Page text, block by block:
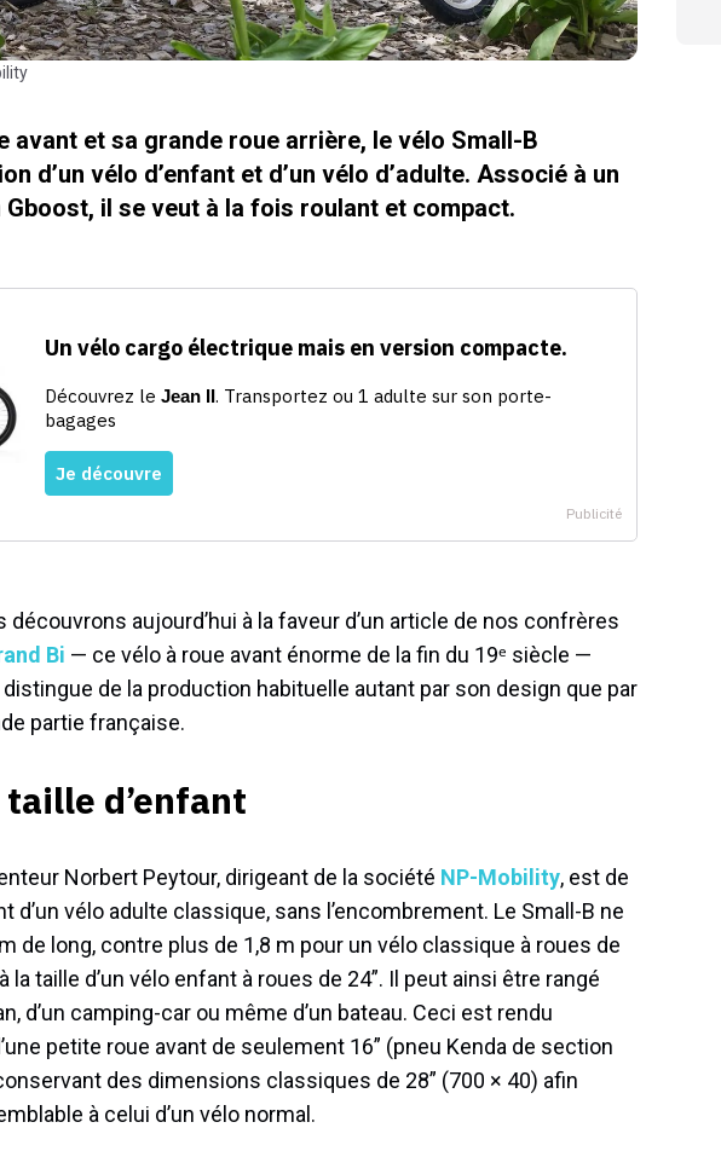
avant et sa grande roue arrière, le vélo Small-B
d’un vélo d’enfant et d’un vélo d’adulte. Associé à un
il se veut à la fois roulant et compact.
découvrons aujourd’hui à la faveur d’un article de nos confrères
Bi — ce vélo à roue avant énorme de la fin du 19ᵉ siècle —
de la production habituelle autant par son design que par
partie française.
d’enfant
Norbert Peytour, dirigeant de la société NP-Mobility, est de
d’un vélo adulte classique, sans l’encombrement. Le Small-B ne
de long, contre plus de 1,8 m pour un vélo classique à roues de
la taille d’un vélo enfant à roues de 24”. Il peut ainsi être rangé
d’un camping-car ou même d’un bateau. Ceci est rendu
petite roue avant de seulement 16” (pneu Kenda de section
des dimensions classiques de 28” (700 × 40) afin
à celui d’un vélo normal.